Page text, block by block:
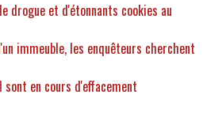
drogue et d'étonnants cookies au
immeuble, les enquêteurs cherchent
en cours d'effacement